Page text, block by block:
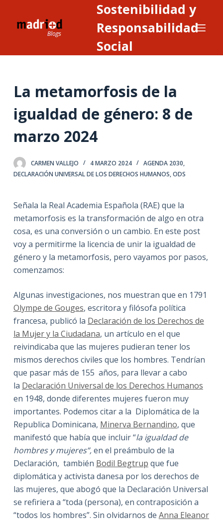
n
e
n
d
o
Sostenibilidad y
Responsabilidad
Social
La metamorfosis de la
igualdad de género: 8 de
marzo 2024
CARMEN VALLEJO 4 MARZO 2024 AGENDA 2030,
DECLARACIÓN UNIVERSAL DE LOS DERECHOS HUMANOS,ODS
Señala la Real Academia Española (RAE) que la
metamorfosis es la transformación de algo en otra
cosa, es una conversión o un cambio. En este post
voy a permitirme la licencia de unir la igualdad de
género y la metamorfosis, pero vayamos por pasos,
comenzamos:
Algunas investigaciones, nos muestran que en 1791
Olympe de Gouges, escritora y filósofa política
francesa, publicó la Declaración de los Derechos de
la Mujer y la Ciudadana, un artículo en el que
reivindicaba que las mujeres pudieran tener los
mismos derechos civiles que los hombres. Tendrían
que pasar más de 155 años, para llevar a cabo
la Declaración Universal de los Derechos Humanos
en 1948, donde diferentes mujeres fueron muy
importantes. Podemos citar a la Diplomática de la
Republica Dominicana, Minerva Bernandino, que
manifestó que había que incluir “la igualdad de
hombres y mujeres”,en el preámbulo de la
Declaración, también Bodil Begtrup que fue
diplomática y activista danesa por los derechos de
las mujeres, que abogó que la Declaración Universal
se refiriera a “toda (persona), en contraposición a
“todos los hombres”. Sin olvidarnos de Anna Eleanor